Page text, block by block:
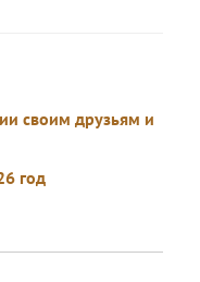
своим друзьям и
год